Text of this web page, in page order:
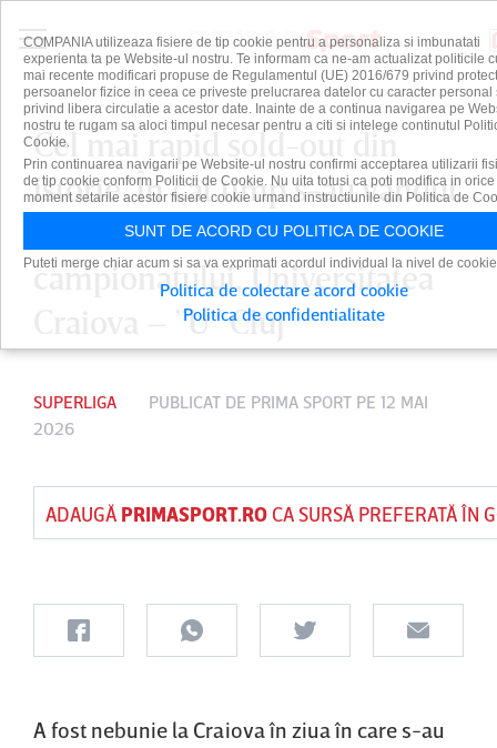
Cel mai rapid sold-out din
istorie. În cât timp s-au vândut
biletele la finala
campionatului, Universitatea
Craiova – ”U” Cluj
SUPERLIGA PUBLICAT DE PRIMA SPORT PE 12 MAI
2026
ADAUGĂ PRIMASPORT.ROCA SURSĂ PREFERATĂ ÎN
A fost nebunie la Craiova în ziua în care s-au
COMPANIA utilizeaza fisiere de tip cookie pentru a personaliza si imbunatati
experienta ta pe Website-ul nostru. Te informam ca ne-am actualizat politicile
mai recente modificari propuse de Regulamentul (UE) 2016/679 privind
persoanelor fizice in ceea ce priveste prelucrarea datelor cu caracter personal
privind libera circulatie a acestor date. Inainte de a continua navigarea pe
nostru te rugam sa aloci timpul necesar pentru a citi si intelege continutul
Cookie.
Prin continuarea navigarii pe Website-ul nostru confirmi acceptarea utilizarii
de tip cookie conform Politicii de Cookie. Nu uita totusi ca poti modifica in orice
moment setarile acestor fisiere cookie urmand instructiunile din Politica de
SUNT DE ACORD CU POLITICA DE COOKIE
Puteti merge chiar acum si sa va exprimati acordul individual la nivel de
Politica de colectare acord cookie
Politica de confidentialitate